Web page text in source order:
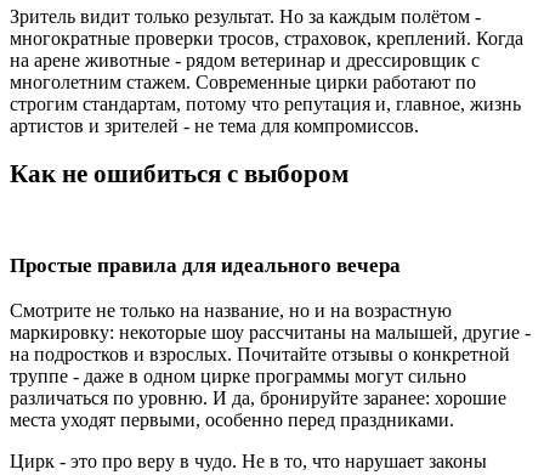
Зритель видит только результат. Но за каждым полётом -
многократные проверки тросов, страховок, креплений. Когда
на арене животные - рядом ветеринар и дрессировщик с
многолетним стажем. Современные цирки работают по
строгим стандартам, потому что репутация и, главное, жизнь
артистов и зрителей - не тема для компромиссов.
Как не ошибиться с выбором
Простые правила для идеального вечера
Смотрите не только на название, но и на возрастную
маркировку: некоторые шоу рассчитаны на малышей, другие -
на подростков и взрослых. Почитайте отзывы о конкретной
труппе - даже в одном цирке программы могут сильно
различаться по уровню. И да, бронируйте заранее: хорошие
места уходят первыми, особенно перед праздниками.
Цирк - это про веру в чудо. Не в то, что нарушает законы